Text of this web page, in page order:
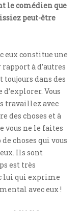
le comédien que
peut-être
eux constitue une
à d’autres
toujours dans des
d’explorer. Vous
travaillez avec
des choses et à
vous ne le faites
choses qui vous
Ils sont
est très
lui qui exprime
avec eux !